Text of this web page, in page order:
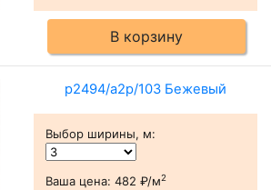
В корзину
p2494/a2p/103 Бежевый
Выбор ширины, м:
Ваша цена: 482 ₽/м2